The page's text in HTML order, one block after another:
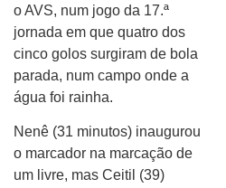
o AVS, num jogo da 17.ª
jornada em que quatro dos
cinco golos surgiram de bola
parada, num campo onde a
água foi rainha.
Nenê (31 minutos) inaugurou
o marcador na marcação de
um livre, mas Ceitil (39)